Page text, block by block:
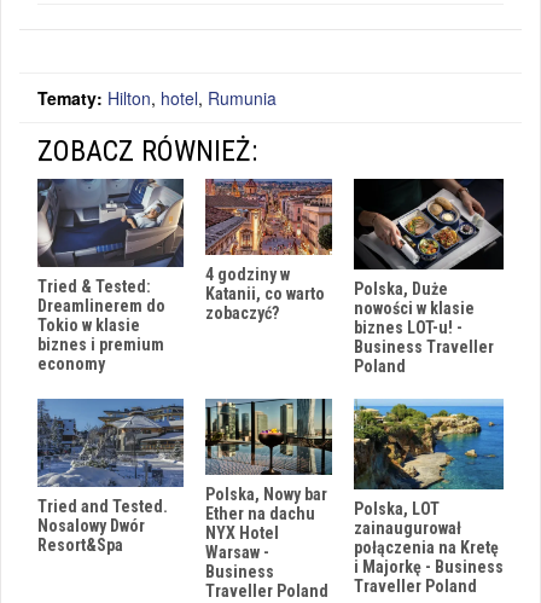
Tematy: Hilton, hotel, Rumunia
ZOBACZ RÓWNIEŻ:
Tried & Tested:
Dreamlinerem do
Tokio w klasie
biznes i premium
economy
4 godziny w
Katanii, co warto
zobaczyć?
Polska, Duże
nowości w klasie
biznes LOT-u! -
Business Traveller
Poland
Tried and Tested.
Nosalowy Dwór
Resort&Spa
Polska, Nowy bar
Ether na dachu
NYX Hotel
Warsaw -
Business
Traveller Poland
Polska, LOT
zainaugurował
połączenia na Kretę
i Majorkę - Business
Traveller Poland